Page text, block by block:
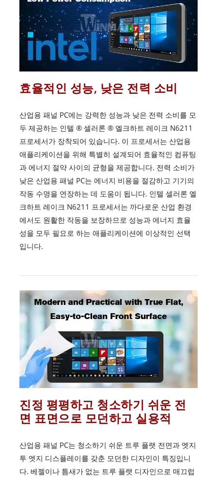
효율적인 성능, 낮은 전력 소비
산업용 패널 PC에는 강력한 성능과 낮은 전력 소비를 모
두 제공하는 인텔 ® 셀러론 ® 엘크하트 레이크 N6211
프로세서가 장착되어 있습니다. 이 프로세서는 산업용
애플리케이션을 위해 특별히 설계되어 효율적인 컴퓨팅
과 에너지 절약 사이의 균형을 제공합니다. 전력 소비가
낮은 산업용 패널 PC는 에너지 비용을 절감하고 기기의
작동 수명을 연장하는 데 도움이 됩니다. 인텔 셀러론 엘
크하트 레이크 N6211 프로세서는 까다로운 산업 환경
에서도 원활한 작동을 보장하므로 성능과 에너지 효율
성을 모두 필요로 하는 애플리케이션에 이상적인 선택
입니다.
진정 평평하고 청소하기 쉬운 전
면 표면으로 모던하고 실용적
산업용 패널 PC는 청소하기 쉬운 트루 플랫 전면과 엣지
투 엣지 디스플레이를 갖춘 모던한 디자인이 특징입니
다. 베젤이나 틈새가 없는 트루 플랫 디자인으로 매끄럽